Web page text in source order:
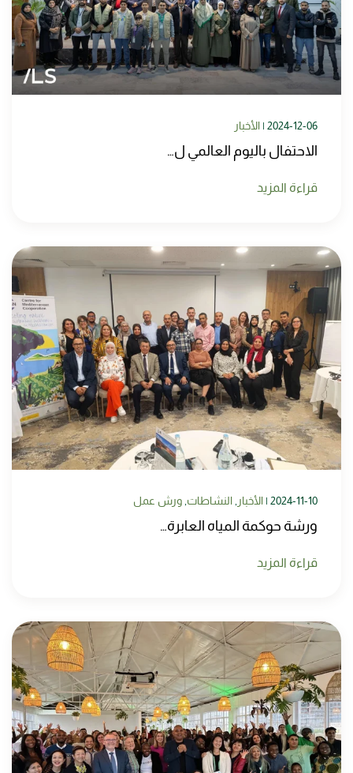
2024-12-06
| الأخبار
الاحتفال باليوم العالمي ل…
قراءة المزيد
2024-11-10
| الأخبار النشاطات ورش عمل
ورشة حوكمة المياه العابرة…
قراءة المزيد